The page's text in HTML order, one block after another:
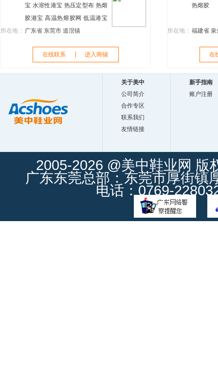
宝 水溶性港宝 热压定型布 热熔
胶港宝 高温热熔胶网 低温港宝
仿俚皮不织布 热熔胶
所在地： 广东省 东莞市 道滘镇
在线联系 进入商铺
热熔胶
所在地： 福建省
在
关于美中
公司简介
合作专区
联系我们
友情链接
新手指南
账户注册
2005-2026 @美中鞋业网 版
广东东莞总部：东莞市厚街镇
电话：0769-